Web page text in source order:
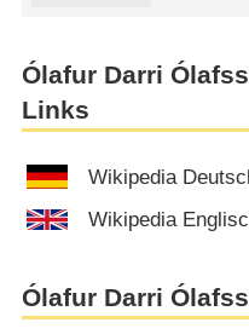
Ólafur Darri
Links
Wikipedia
Wikipedia
Ólafur Darri